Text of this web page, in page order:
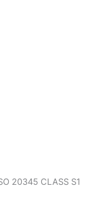
20345 CLASS S1